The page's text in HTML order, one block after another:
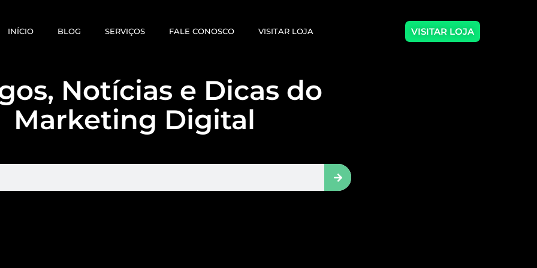
INÍCIO BLOG SERVIÇOS FALE CONOSCO VISITAR LOJA VISITAR LOJA
Notícias e Dicas do
Marketing Digital